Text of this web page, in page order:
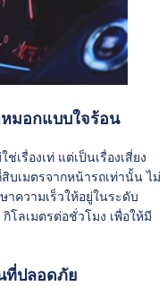
หมอกแบบใจร้อน
เรื่องเท่ แต่เป็นเรื่องเสี่ยง
บเมตรจากหน้ารถเท่านั้น ไม่
าความเร็วให้อยู่ในระดับ
โลเมตรต่อชั่วโมง เพื่อให้มี
ที่ปลอดภัย